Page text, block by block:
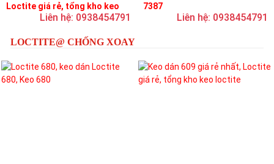
Loctite giá rẻ, tổng kho keo
Liên hệ: 0938454791
7387
Liên hệ: 0938454791
LOCTITE@ CHỐNG XOAY